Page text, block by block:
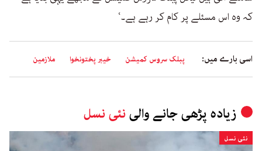
کہ وہ اس مسئلے پر کام کر رہے ہے۔‘
اسی بارے میں: پبلک سروس کمیشن خیبر پختونخوا ملازمین
زیادہ پڑھی جانے والی نئی نسل
نئی نسل